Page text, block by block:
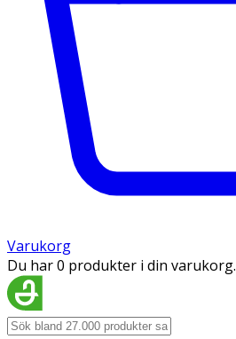
Varukorg
Du har 0 produkter i din varukorg.